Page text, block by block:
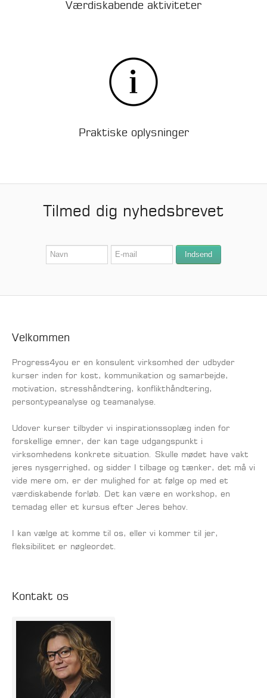
Værdiskabende aktiviteter
Praktiske oplysninger
Tilmed dig nyhedsbrevet
Velkommen
Progress4you er en konsulent virksomhed der udbyder
kurser inden for kost, kommunikation og samarbejde,
motivation, stresshåndtering, konflikthåndtering,
persontypeanalyse og teamanalyse.
Udover kurser tilbyder vi inspirationssoplæg inden for
forskellige emner, der kan tage udgangspunkt i
virksomhedens konkrete situation. Skulle mødet have vakt
jeres nysgerrighed, og sidder I tilbage og tænker, det må vi
vide mere om, er der mulighed for at følge op med et
værdiskabende forløb. Det kan være en workshop, en
temadag eller et kursus efter Jeres behov.
I kan vælge at komme til os, eller vi kommer til jer,
fleksibilitet er nøgleordet.
Kontakt os